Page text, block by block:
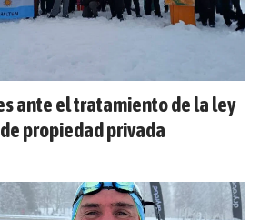
ante el tratamiento de la ley
propiedad privada